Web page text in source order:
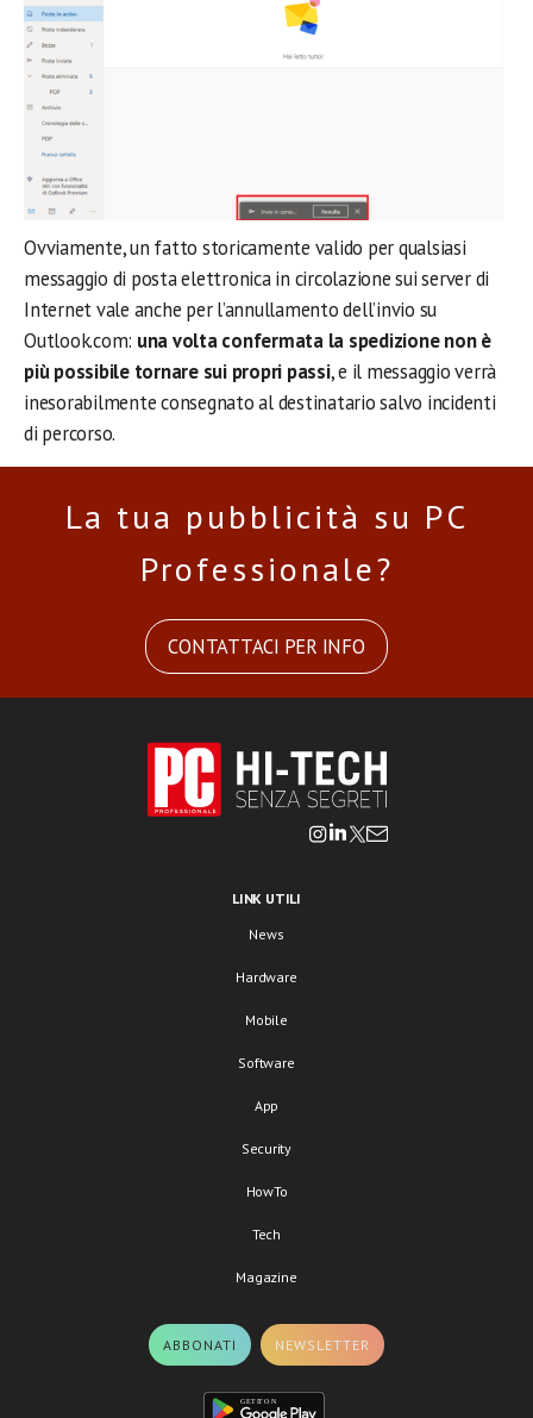
Ovviamente, un fatto storicamente valido per qualsiasi
messaggio di posta elettronica in circolazione sui server di
Internet vale anche per l’annullamento dell’invio su
Outlook.com: una volta confermata la spedizione non è
più possibile tornare sui propri passi, e il messaggio verrà
inesorabilmente consegnato al destinatario salvo incidenti
di percorso.
La tua pubblicità su PC
Professionale?
CONTATTACI PER INFO
LINK UTILI
News
Hardware
Mobile
Software
App
Security
HowTo
Tech
Magazine
ABBONATI NEWSLETTER